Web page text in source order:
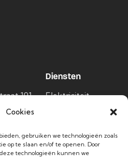
Cookies
gebruiken we technologieën zoals
op te slaan en/of te openen. Door
technologieën kunnen we
191,
Diensten
Elektriciteit
Laadpalen